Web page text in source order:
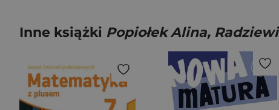
Inne książki Popiołek Alina,